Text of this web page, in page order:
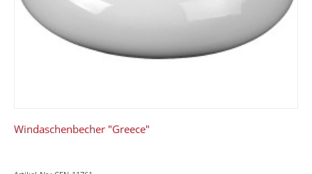
Windaschenbecher "Greece"